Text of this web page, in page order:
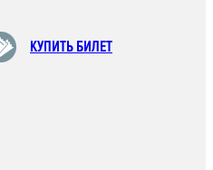
КУПИТЬ БИЛЕТ